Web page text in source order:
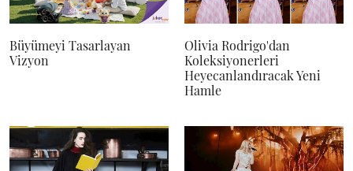
Büyümeyi Tasarlayan
Vizyon
Olivia Rodrigo'dan
Koleksiyonerleri
Heyecanlandıracak Yeni
Hamle